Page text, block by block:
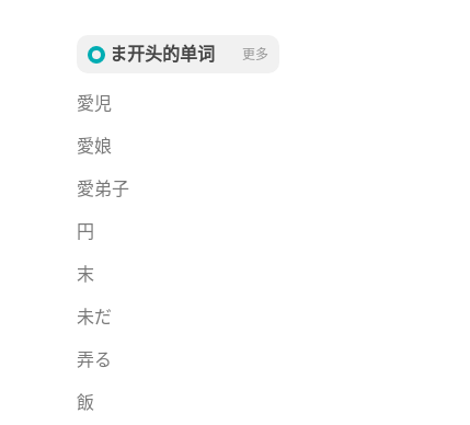
ま开头的单词 更多
愛児
愛娘
愛弟子
円
末
未だ
弄る
飯